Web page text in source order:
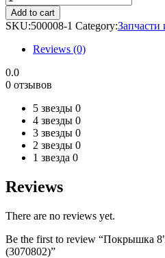
Add to cart
SKU:500008-1 Category:Запчасти
Reviews (0)
0.0
0 отзывов
5 звезды 0
4 звезды 0
3 звезды 0
2 звезды 0
1 звезда 0
Reviews
There are no reviews yet.
Be the first to review “Покрышка
(3070802)”